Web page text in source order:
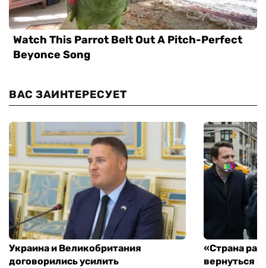
ВАС ЗАИНТЕРЕСУЕТ
Украина и Великобритания
договорились усилить
«Страна
вернуться